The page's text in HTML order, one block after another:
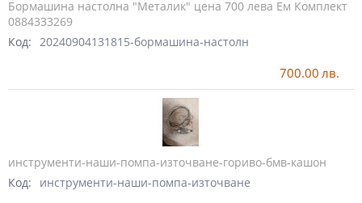
Бормашина настолна "Металик" цена 700 лева Ем Комплект
0884333269
Код:
20240904131815-бормашина-настолн
700.00 лв.
инструменти-наши-помпа-източване-гориво-бмв-кашон
Код:
инструменти-наши-помпа-източване